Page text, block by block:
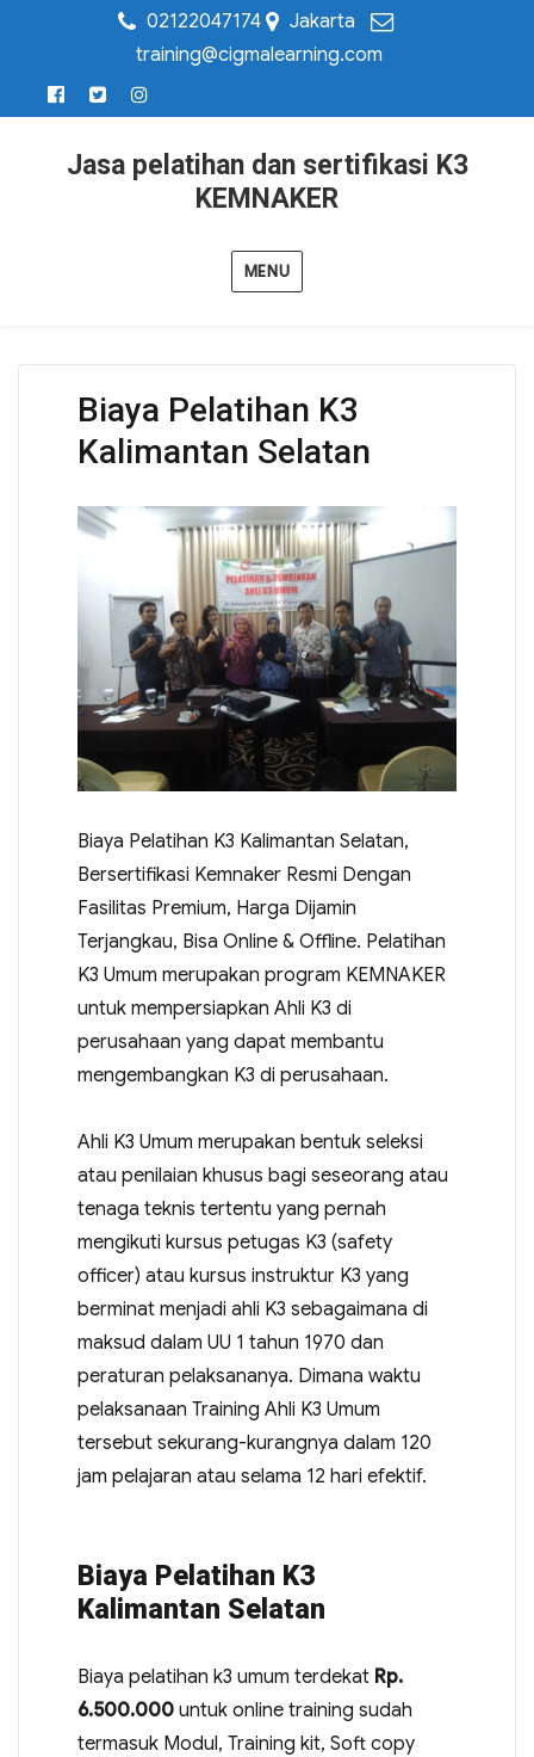
02122047174
Jakarta
training@cigmalearning.com
Jasa pelatihan dan sertifikasi K3
KEMNAKER
MENU
Biaya Pelatihan K3
Kalimantan Selatan
Biaya Pelatihan K3 Kalimantan Selatan,
Bersertifikasi Kemnaker Resmi Dengan
Fasilitas Premium, Harga Dijamin
Terjangkau, Bisa Online & Offline. Pelatihan
K3 Umum merupakan program KEMNAKER
untuk mempersiapkan Ahli K3 di
perusahaan yang dapat membantu
mengembangkan K3 di perusahaan.
Ahli K3 Umum merupakan bentuk seleksi
atau penilaian khusus bagi seseorang atau
tenaga teknis tertentu yang pernah
mengikuti kursus petugas K3 (safety
officer) atau kursus instruktur K3 yang
berminat menjadi ahli K3 sebagaimana di
maksud dalam UU 1 tahun 1970 dan
peraturan pelaksananya. Dimana waktu
pelaksanaan Training Ahli K3 Umum
tersebut sekurang-kurangnya dalam 120
jam pelajaran atau selama 12 hari efektif.
Biaya Pelatihan K3
Kalimantan Selatan
Biaya pelatihan k3 umum terdekat Rp.
6.500.000untuk online training sudah
termasuk Modul, Training kit, Soft copy